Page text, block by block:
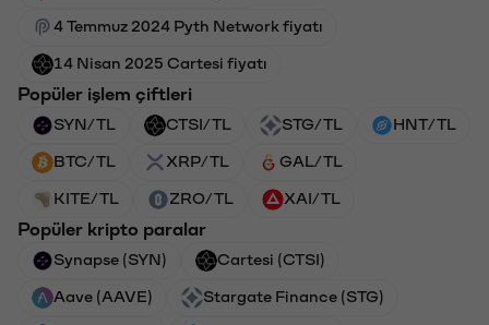
4 Temmuz 2024 Pyth Network fiyatı
14 Nisan 2025 Cartesi fiyatı
Popüler işlem çiftleri
SYN/TL CTSI/TL STG/TL HNT/TL
BTC/TL XRP/TL GAL/TL
KITE/TL ZRO/TL XAI/TL
Popüler kripto paralar
Synapse (SYN) Cartesi (CTSI)
Aave (AAVE) Stargate Finance (STG)